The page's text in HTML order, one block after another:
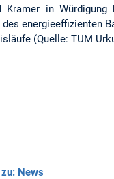
Kramer in Würdigung
des energieeffizienten
(Quelle: TUM
News